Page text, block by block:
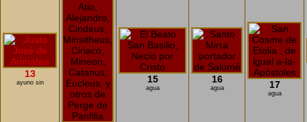
13
ayuno sin 15
agua
16
agua 17
agua